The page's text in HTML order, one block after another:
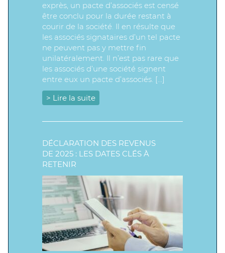
exprès, un pacte d’associés est censé
être conclu pour la durée restant à
courir de la société. Il en résulte que
les associés signataires d’un tel pacte
ne peuvent pas y mettre fin
unilatéralement. Il n’est pas rare que
les associés d’une société signent
entre eux un pacte d’associés. […]
> Lire la suite
DÉCLARATION DES REVENUS
DE 2025 : LES DATES CLÉS À
RETENIR